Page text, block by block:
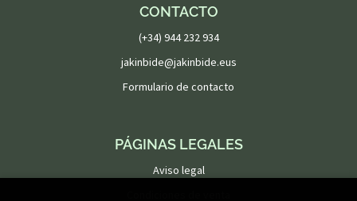
CONTACTO
(+34) 944 232 934
jakinbide@jakinbide.eus
Formulario de contacto
PÁGINAS LEGALES
Aviso legal